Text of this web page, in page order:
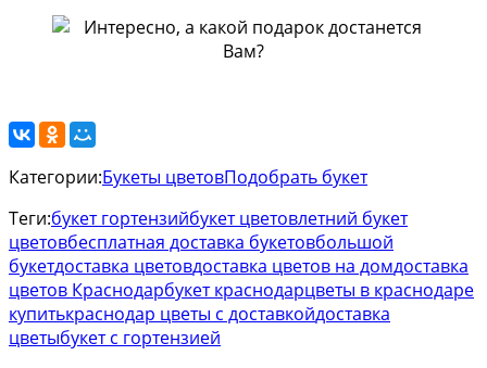
Категории:Букеты цветовПодобрать букет
Теги:букет гортензийбукет цветовлетний букет
цветовбесплатная доставка букетовбольшой
букетдоставка цветовдоставка цветов на домдоставка
цветов Краснодарбукет краснодарцветы в краснодаре
купитькраснодар цветы с доставкойдоставка
цветыбукет с гортензией